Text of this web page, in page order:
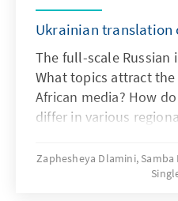
текст важливої
Федерального
перекладі.
Ukrainian translation
The full-scale Russian
What topics attract
African media? How
differ in various
and regional priorities
interpretation of
Zaphesheya Dlamini,